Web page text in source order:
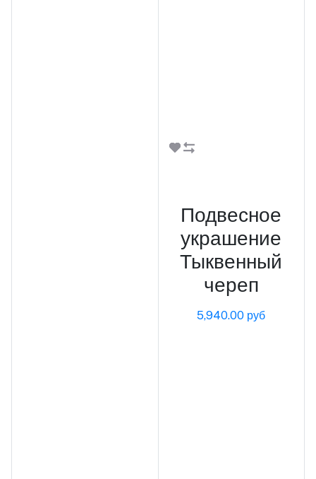
Подвесное
украшение
Тыквенный
череп
5,940.00 руб